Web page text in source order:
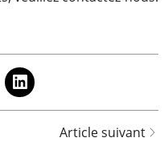
Article suivant